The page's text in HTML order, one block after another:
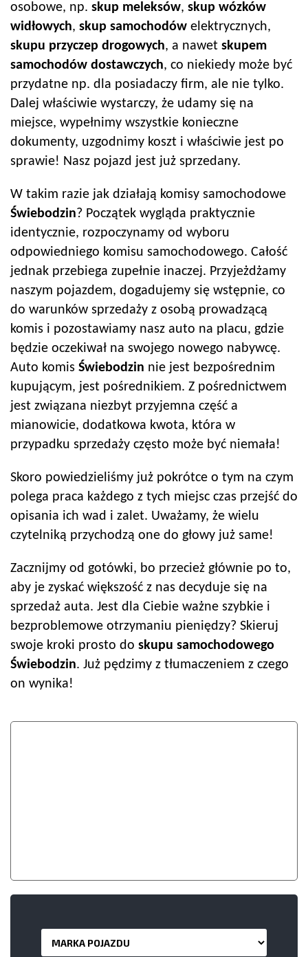
osobowe, np. skup meleksów, skup wózków
widłowych, skup samochodów elektrycznych,
skupu przyczep drogowych, a nawet skupem
samochodów dostawczych, co niekiedy może być
przydatne np. dla posiadaczy firm, ale nie tylko.
Dalej właściwie wystarczy, że udamy się na
miejsce, wypełnimy wszystkie konieczne
dokumenty, uzgodnimy koszt i właściwie jest po
sprawie! Nasz pojazd jest już sprzedany.
W takim razie jak działają komisy samochodowe
Świebodzin ? Początek wygląda praktycznie
identycznie, rozpoczynamy od wyboru
odpowiedniego komisu samochodowego. Całość
jednak przebiega zupełnie inaczej. Przyjeżdżamy
naszym pojazdem, dogadujemy się wstępnie, co
do warunków sprzedaży z osobą prowadzącą
komis i pozostawiamy nasz auto na placu, gdzie
będzie oczekiwał na swojego nowego nabywcę.
Auto komis Świebodzin nie jest bezpośrednim
kupującym, jest pośrednikiem. Z pośrednictwem
jest związana niezbyt przyjemna część a
mianowicie, dodatkowa kwota, która w
przypadku sprzedaży często może być niemała!
Skoro powiedzieliśmy już pokrótce o tym na czym
polega praca każdego z tych miejsc czas przejść do
opisania ich wad i zalet. Uważamy, że wielu
czytelniką przychodzą one do głowy już same!
Zacznijmy od gotówki, bo przecież głównie po to,
aby je zyskać większość z nas decyduje się na
sprzedaż auta. Jest dla Ciebie ważne szybkie i
bezproblemowe otrzymaniu pieniędzy? Skieruj
swoje kroki prosto do skupu samochodowego
Świebodzin. Już pędzimy z tłumaczeniem z czego
on wynika!